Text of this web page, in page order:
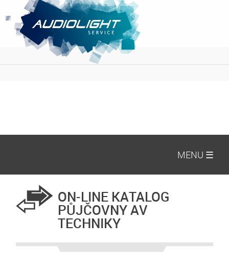
MENU ☰
ON-LINE KATALOG
PŮJČOVNY AV
TECHNIKY